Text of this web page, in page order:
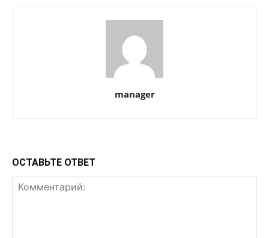
manager
ОСТАВЬТЕ ОТВЕТ